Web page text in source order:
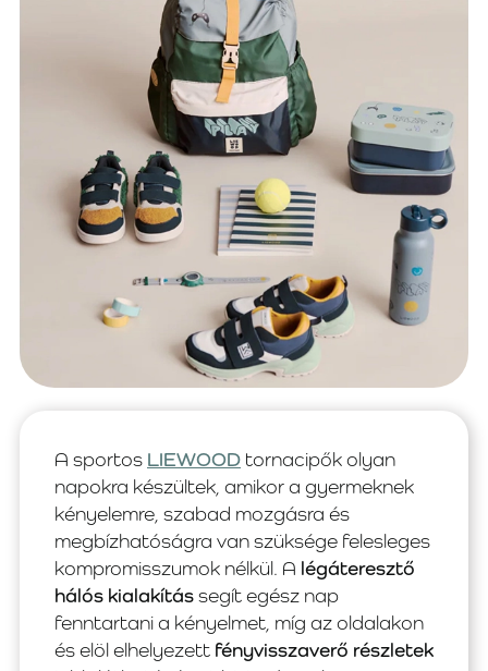
A sportos LIEWOOD tornacipők olyan
napokra készültek, amikor a gyermeknek
kényelemre, szabad mozgásra és
megbízhatóságra van szüksége felesleges
kompromisszumok nélkül. A légáteresztő
hálós kialakítássegít egész nap
fenntartani a kényelmet, míg az oldalakon
és elöl elhelyezett fényvisszaverő részletek